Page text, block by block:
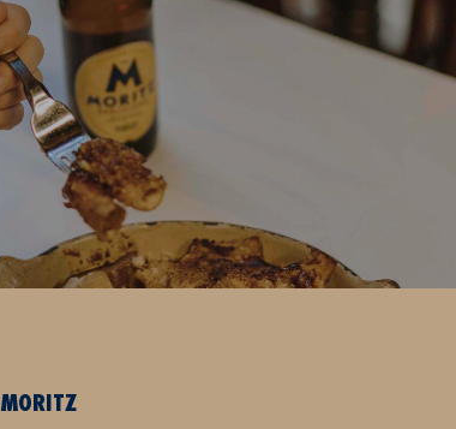
MORITZ